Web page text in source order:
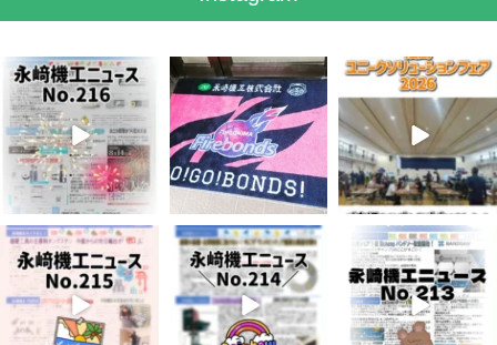
8月 7
3 0
7月 28
7 0
7月 27
6
7月 3
5 0
6月 3
8 0
5月 13
5 0